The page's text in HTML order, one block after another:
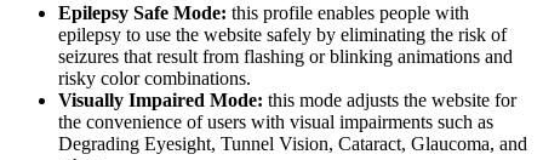
Epilepsy Safe Mode: this profile enables people with
epilepsy to use the website safely by eliminating the risk of
seizures that result from flashing or blinking animations and
risky color combinations.
Visually Impaired Mode: this mode adjusts the website for
the convenience of users with visual impairments such as
Degrading Eyesight, Tunnel Vision, Cataract, Glaucoma, and